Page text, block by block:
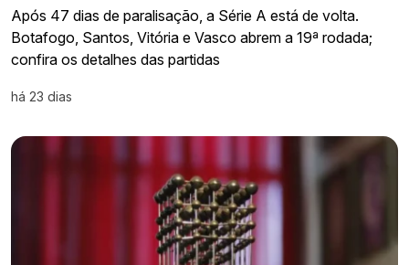
Após 47 dias de paralisação, a Série A está de volta.
Botafogo, Santos, Vitória e Vasco abrem a 19ª rodada;
confira os detalhes das partidas
há 23 dias